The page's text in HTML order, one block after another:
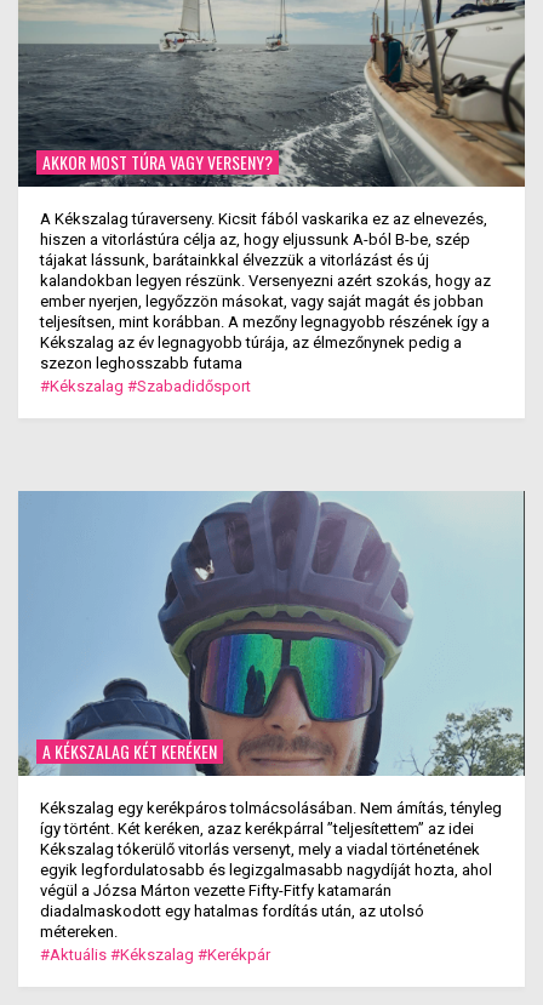
AKKOR MOST TÚRA VAGY VERSENY?
A Kékszalag túraverseny. Kicsit fából vaskarika ez az elnevezés,
hiszen a vitorlástúra célja az, hogy eljussunk A-ból B-be, szép
tájakat lássunk, barátainkkal élvezzük a vitorlázást és új
kalandokban legyen részünk. Versenyezni azért szokás, hogy az
ember nyerjen, legyőzzön másokat, vagy saját magát és jobban
teljesítsen, mint korábban. A mezőny legnagyobb részének így a
Kékszalag az év legnagyobb túrája, az élmezőnynek pedig a
szezon leghosszabb futama
#Kékszalag #Szabadidősport
A KÉKSZALAG KÉT KERÉKEN
Kékszalag egy kerékpáros tolmácsolásában. Nem ámítás, tényleg
így történt. Két keréken, azaz kerékpárral ”teljesítettem” az idei
Kékszalag tókerülő vitorlás versenyt, mely a viadal történetének
egyik legfordulatosabb és legizgalmasabb nagydíját hozta, ahol
végül a Józsa Márton vezette Fifty-Fitfy katamarán
diadalmaskodott egy hatalmas fordítás után, az utolsó
métereken.
#Aktuális #Kékszalag #Kerékpár